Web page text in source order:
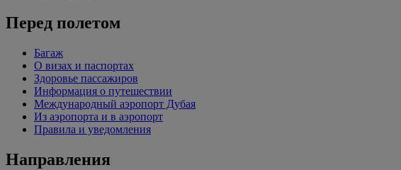
Перед полетом
Багаж
О визах и паспортах
Здоровье пассажиров
Информация о путешествии
Международный аэропорт Дубая
Из аэропорта и в аэропорт
Правила и уведомления
Направления